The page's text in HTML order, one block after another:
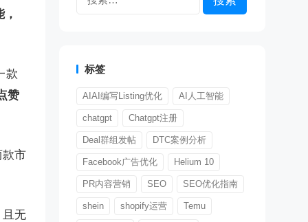
款
赞
市
无
标签
AIAI编写Listing优化 AI人工智能
chatgpt Chatgpt注册
Deal群组发帖 DTC案例分析
Facebook广告优化 Helium 10
PR内容营销 SEO SEO优化指南
shein shopify运营 Temu